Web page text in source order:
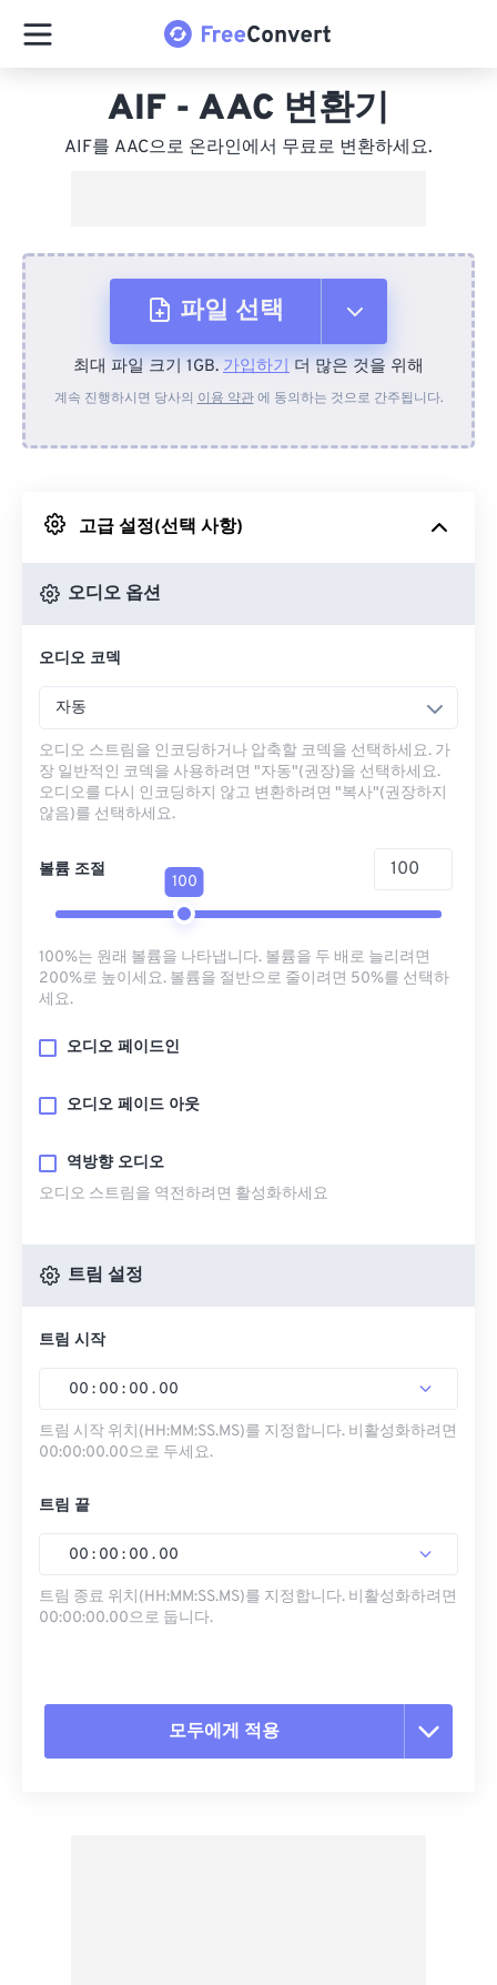
AIF - AAC 변환기
AIF를 AAC으로 온라인에서 무료로 변환하세요.
파일 선택
장치에서
Google 드라이브에서
최대 파일 크기 1GB. 가입하기 더 많은 것을 위해
계속 진행하시면 당사의 이용 약관에 동의하는 것으로 간주됩니다.
고급 설정(선택 사항)
오디오 옵션
오디오 코덱
자동
오디오 스트림을 인코딩하거나 압축할 코덱을 선택하세요. 가
장 일반적인 코덱을 사용하려면 "자동"(권장)을 선택하세요.
오디오를 다시 인코딩하지 않고 변환하려면 "복사"(권장하지
않음)를 선택하세요.
볼륨 조절
100
100%는 원래 볼륨을 나타냅니다. 볼륨을 두 배로 늘리려면
200%로 높이세요. 볼륨을 절반으로 줄이려면 50%를 선택하
세요.
오디오 페이드인
오디오 페이드 아웃
역방향 오디오
오디오 스트림을 역전하려면 활성화하세요
트림 설정
트림 시작
00 : 00 : 00 . 00
트림 시작 위치(HH:MM:SS.MS)를 지정합니다. 비활성화하려면
00:00:00.00으로 두세요.
트림 끝
00 : 00 : 00 . 00
트림 종료 위치(HH:MM:SS.MS)를 지정합니다. 비활성화하려면
00:00:00.00으로 둡니다.
모두에게 적용